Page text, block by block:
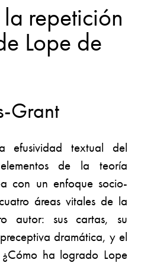
la repetición
Lope de
Grant
efusividad textual del
de la teoría
con un enfoque socio-
áreas vitales de la
autor: sus cartas, su
dramática, y el
ha logrado Lope